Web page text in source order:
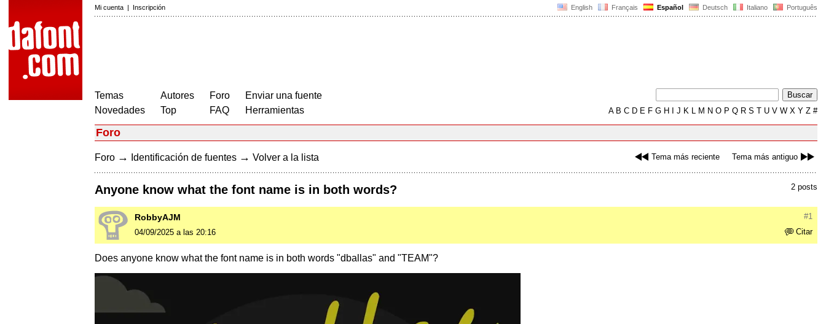
English Français Español Deutsch Italiano Português
Mi cuenta | Inscripción
Temas
Novedades
Autores
Top
Foro
FAQ
Enviar una fuente
Herramientas
AB C D E F G H J K L M N O P Q R S T U V W X Y Z #
Foro
Tema más reciente Tema más antiguo
Foro → Identificación de fuentes → Volver a la lista
2 posts
Anyone know what the font name is in both words?
#1
RobbyAJM
Citar
04/09/2025 a las 20:16
Does anyone know what the font name is in both words "dballas" and "TEAM"?